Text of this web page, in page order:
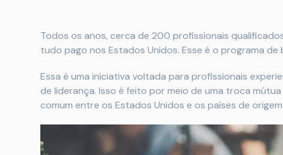
Todos os anos, cerca de 200 profissionais
tudo pago nos Estados Unidos. Esse é o programa de
Essa é uma iniciativa voltada para profissionais
de liderança. Isso é feito por meio de uma troca
comum entre os Estados Unidos e os países de